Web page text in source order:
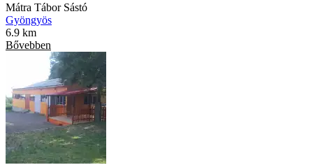
Mátra Tábor Sástó
Gyöngyös
6.9 km
Bővebben